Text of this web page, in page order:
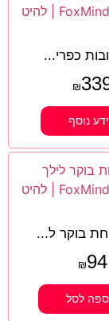
כפרי...
₪
נוסף
בוקר ל...
₪94
לסל